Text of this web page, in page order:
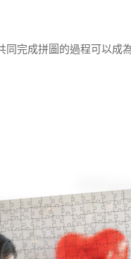
完成拼圖的過程可以